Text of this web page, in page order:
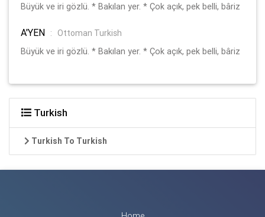
Büyük ve iri gözlü. * Bakılan yer. * Çok açık, pek belli, bâriz
A'YEN :
Ottoman Turkish
Büyük ve iri gözlü. * Bakılan yer. * Çok açık, pek belli, bâriz
Turkish
Turkish To Turkish